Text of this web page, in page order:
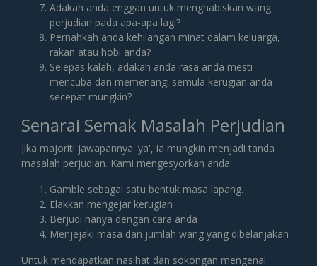
Adakah anda enggan untuk menghabiskan wang
perjudian pada apa-apa lagi?
Pernahkah anda kehilangan minat dalam keluarga,
rakan atau hobi anda?
Selepas kalah, adakah anda rasa anda mesti
mencuba dan memenangi semula kerugian anda
secepat mungkin?
Senarai Semak Masalah Perjudian
Jika majoriti jawapannya 'ya', ia mungkin menjadi tanda
masalah perjudian. Kami mengesyorkan anda:
Gamble sebagai satu bentuk masa lapang.
Elakkan mengejar kerugian
Berjudi hanya dengan cara anda
Menjejaki masa dan jumlah wang yang dibelanjakan
Untuk mendapatkan nasihat dan sokongan mengenai